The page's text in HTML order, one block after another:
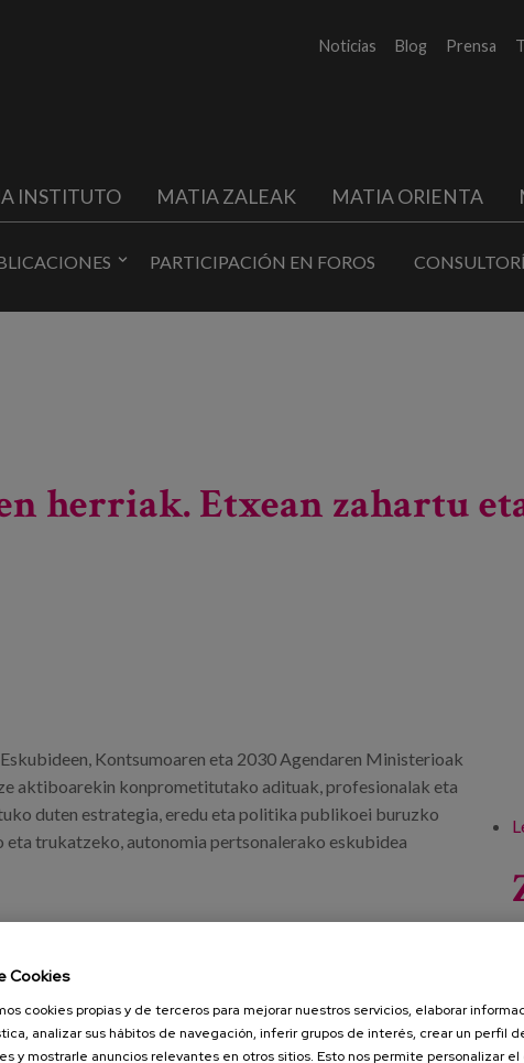
Noticias Blog Prensa
INSTITUTO MATIA ZALEAK MATIA ORIENTA
PARTICIPACIÓN EN FOROS
herriak. Etxean zahartu
Kontsumoaren eta 2030 Agendaren Ministerioak
aktiboarekin konprometitutako adituak, profesionalak eta
duten estrategia, eredu eta politika publikoei buruzko
trukatzeko, autonomia pertsonalerako eskubidea
Cookies
cookies propias y de terceros para mejorar nuestros servicios, elaborar
analizar sus hábitos de navegación, inferir grupos de interés, crear un perfil
y mostrarle anuncios relevantes en otros sitios. Esto nos permite personalizar